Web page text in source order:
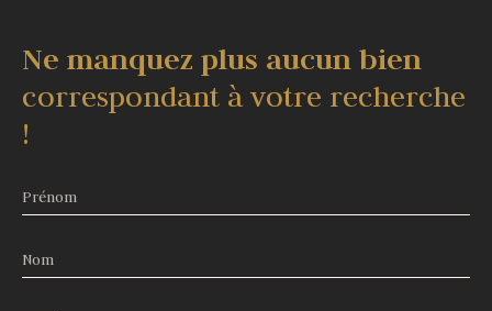
Ne manquez plus aucun bien
correspondant à votre recherche
!
Prénom
Nom